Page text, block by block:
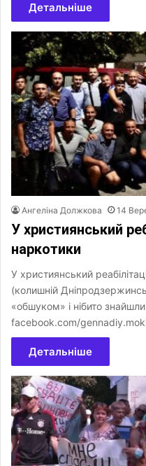
Детальніше
Ангеліна Должкова 14
У християнський
наркотики
У християнський
(колишній
«обшуком» і нібито
facebook.com/
Детальніше